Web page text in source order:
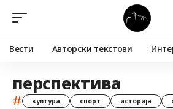
Вести Авторски текстови
перспектива
# култура спорт историја